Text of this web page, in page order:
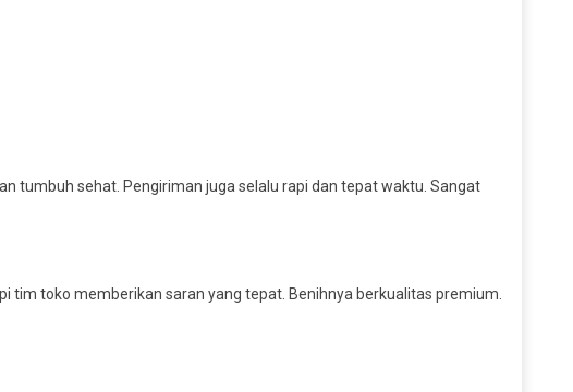
tumbuh sehat. Pengiriman juga selalu rapi dan tepat waktu. Sangat
tim toko memberikan saran yang tepat. Benihnya berkualitas premium.